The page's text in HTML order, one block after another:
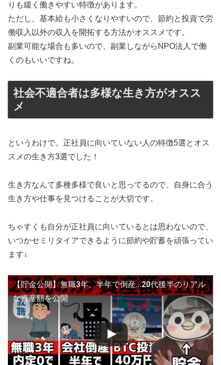
りも緩く働きやすい特徴があります。
ただし、基本給も小さくなりやすいので、節約と投資で労
働収入以外の収入を開拓する方法がオススメです。
副業可能な場合も多いので、副業しながらNPO法人で働
くのもいいですね。
社会不適合者は多様な生き方がオスス
メ
というわけで。正社員に向いていない人の特徴5選とオス
スメの生き方3選でした！
生き方なんて多種多様で良いと思ってるので、自身に合う
生き方や仕事を見つけることが大切です。
ちゃすくも自分が正社員に向いているとは思わないので、
いつかセミリタイアできるように節約や貯蓄を頑張ってい
ます↓
【貯金公開】無職3年、半年で倒産...20代後半のリアル
な資産額を公開